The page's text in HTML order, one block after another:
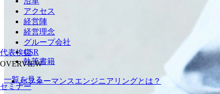
セミナー
アクセス
経営陣
経営理念
グループ会社
CSR
執筆書籍
一覧を見る
代表挨拶
OVERVIEW
パフォーマンスエンジニアリングとは？